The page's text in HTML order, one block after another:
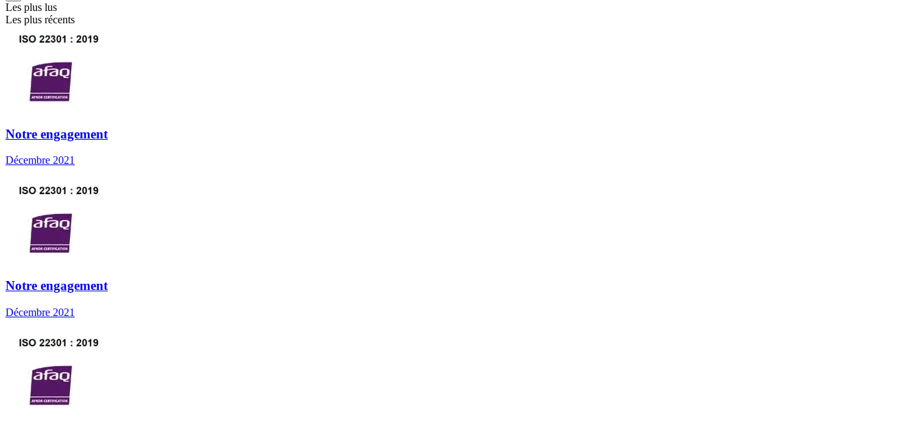
Les plus lus
Les plus récents
Notre engagement
Décembre 2021
Notre engagement
Décembre 2021